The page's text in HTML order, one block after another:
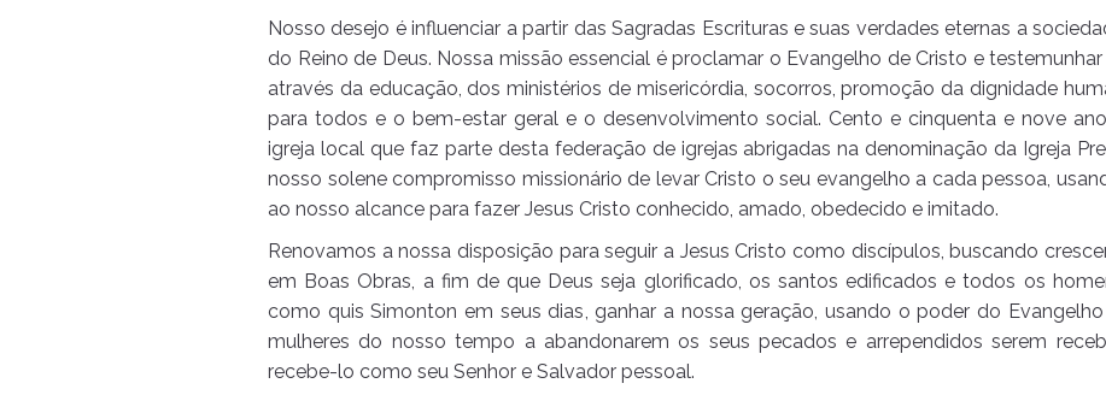
Nosso desejo é influenciar a partir das Sagradas Escrituras e suas verdades eternas a
do Reino de Deus. Nossa missão essencial é proclamar o Evangelho de Cristo e
através da educação, dos ministérios de misericórdia, socorros, promoção da dignidade
para todos e o bem-estar geral e o desenvolvimento social. Cento e cinquenta e nove
igreja local que faz parte desta federação de igrejas abrigadas na denominação da Igreja
nosso solene compromisso missionário de levar Cristo o seu evangelho a cada pessoa,
ao nosso alcance para fazer Jesus Cristo conhecido, amado, obedecido e imitado.
Renovamos a nossa disposição para seguir a Jesus Cristo como discípulos, buscando
em Boas Obras, a fim de que Deus seja glorificado, os santos edificados e todos os
como quis Simonton em seus dias, ganhar a nossa geração, usando o poder do
mulheres do nosso tempo a abandonarem os seus pecados e arrependidos serem
recebe-lo como seu Senhor e Salvador pessoal.